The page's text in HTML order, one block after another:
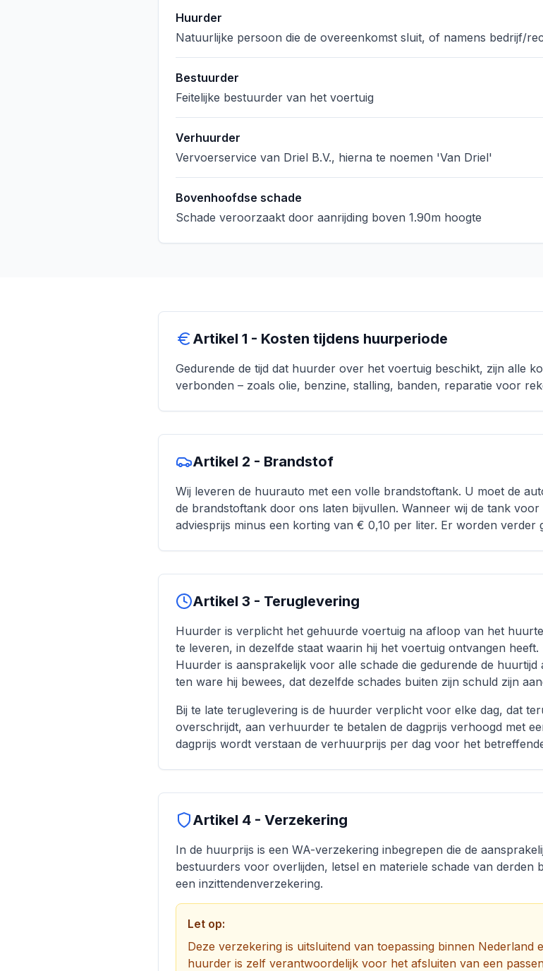
Huurder
Natuurlijke persoon die de overeenkomst sluit, of namens bedrijf/
Bestuurder
Feitelijke bestuurder van het voertuig
Verhuurder
Vervoerservice van Driel B.V., hierna te noemen 'Van Driel'
Bovenhoofdse schade
Schade veroorzaakt door aanrijding boven 1.90m hoogte
Artikel 1 - Kosten tijdens huurperiode
Gedurende de tijd dat huurder over het voertuig beschikt, zijn alle
verbonden – zoals olie, benzine, stalling, banden, reparatie voor
Artikel 2 - Brandstof
Wij leveren de huurauto met een volle brandstoftank. U moet de
de brandstoftank door ons laten bijvullen. Wanneer wij de tank
adviesprijs minus een korting van € 0,10 per liter. Er worden verder
Artikel 3 - Teruglevering
Huurder is verplicht het gehuurde voertuig na afloop van het
te leveren, in dezelfde staat waarin hij het voertuig ontvangen
Huurder is aansprakelijk voor alle schade die gedurende de
ten ware hij bewees, dat dezelfde schades buiten zijn schuld zijn
Bij te late teruglevering is de huurder verplicht voor elke dag, dat
overschrijdt, aan verhuurder te betalen de dagprijs verhoogd met
dagprijs wordt verstaan de verhuurprijs per dag voor het
Artikel 4 - Verzekering
In de huurprijs is een WA-verzekering inbegrepen die de
bestuurders voor overlijden, letsel en materiele schade van derden
een inzittendenverzekering.
Let op:
Deze verzekering is uitsluitend van toepassing binnen Nederland
huurder is zelf verantwoordelijk voor het afsluiten van een